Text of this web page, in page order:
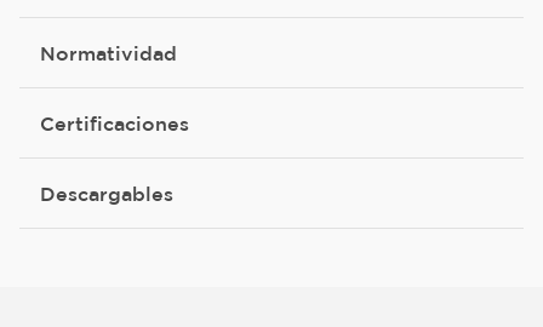
Normatividad
Certificaciones
Descargables